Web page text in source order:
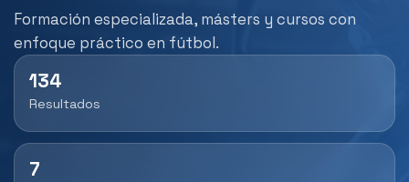
Formación especializada, másters y cursos con
enfoque práctico en fútbol.
134
Resultados
7